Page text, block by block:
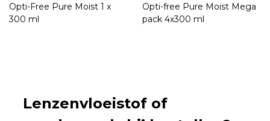
Opti-Free Pure Moist 1 x
300 ml
Opti-free Pure Moist Mega
pack 4x300 ml
Lenzenvloeistof of